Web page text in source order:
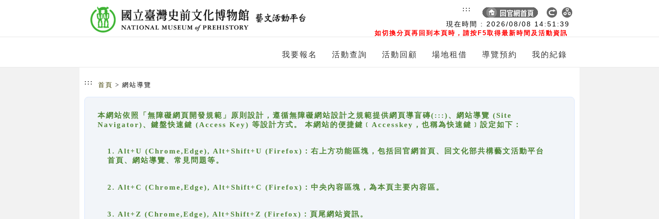
現在時間 : 2026/08/08 14:51:39
如切換分頁再回到本頁時，請按F5取得最新時間及活動資訊
:::
我要報名 活動查詢 活動回顧 場地租借 導覽預約 我的紀錄
::: 首頁 > 網站導覽
本網站依照「無障礙網頁開發規範」原則設計，遵循無障礙網站設計之規範提供網頁導盲磚(:::)、網站導覽 (Site
Navigator)、鍵盤快速鍵 (Access Key) 等設計方式。 本網站的便捷鍵﹝Accesskey，也稱為快速鍵﹞設定如下：
1. Alt+U (Chrome,Edge), Alt+Shift+U (Firefox)：右上方功能區塊，包括回官網首頁、回文化部共構藝文活動平台
首頁、網站導覽、常見問題等。
2. Alt+C (Chrome,Edge), Alt+Shift+C (Firefox)：中央內容區塊，為本頁主要內容區。
3. Alt+Z (Chrome,Edge), Alt+Shift+Z (Firefox)：頁尾網站資訊。